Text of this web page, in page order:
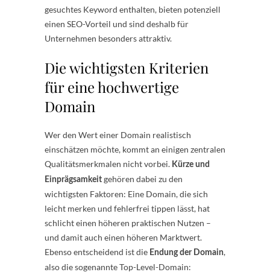
gesuchtes Keyword enthalten, bieten potenziell
einen SEO-Vorteil und sind deshalb für
Unternehmen besonders attraktiv.
Die wichtigsten Kriterien
für eine hochwertige
Domain
Wer den Wert einer Domain realistisch
einschätzen möchte, kommt an einigen zentralen
Qualitätsmerkmalen nicht vorbei. Kürze und
Einprägsamkeit gehören dabei zu den
wichtigsten Faktoren: Eine Domain, die sich
leicht merken und fehlerfrei tippen lässt, hat
schlicht einen höheren praktischen Nutzen –
und damit auch einen höheren Marktwert.
Ebenso entscheidend ist die Endung der Domain,
also die sogenannte Top-Level-Domain: